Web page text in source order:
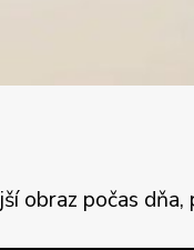
počas